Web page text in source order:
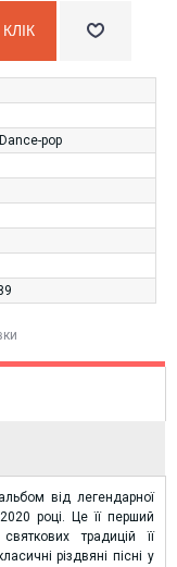
Dance-pop
від легендарної
році. Це її перший
традицій її
різдвяні пісні у